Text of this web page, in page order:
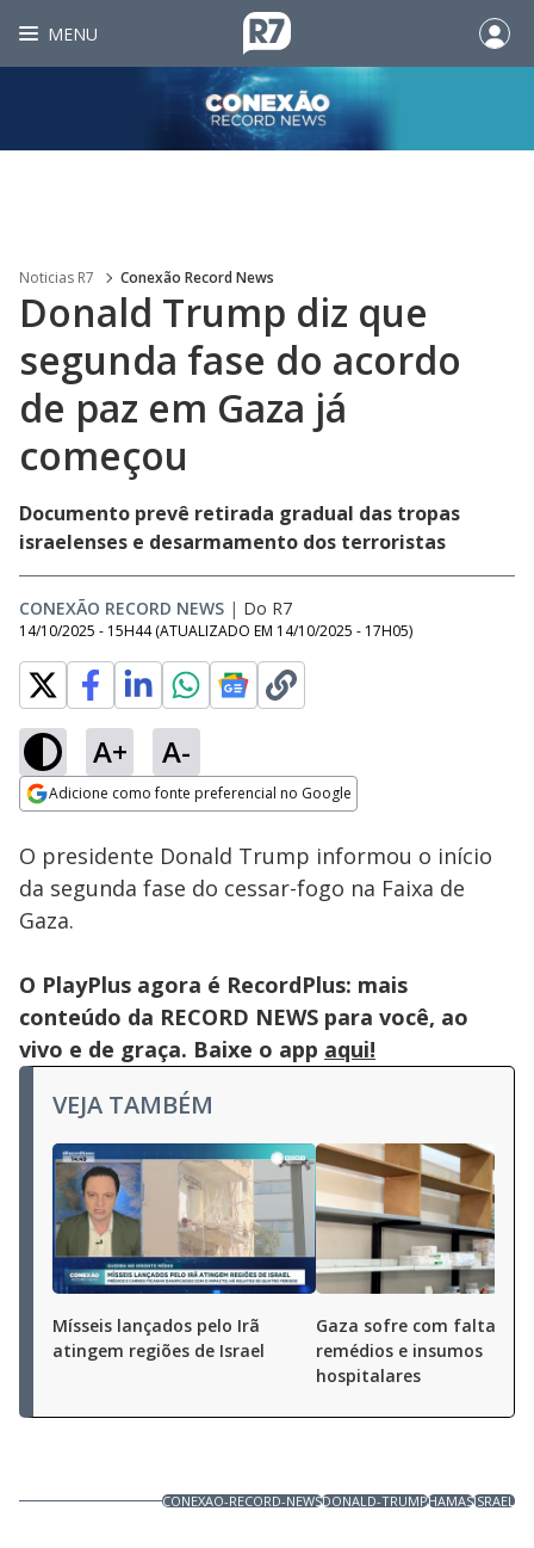
MENU
Noticias R7 Conexão Record News
Donald Trump diz que
segunda fase do acordo
de paz em Gaza já
começou
Documento prevê retirada gradual das tropas
israelenses e desarmamento dos terroristas
CONEXÃO RECORD NEWS | Do R7
14/10/2025 - 15H44 (ATUALIZADO EM 14/10/2025 - 17H05)
A+ A-
Adicione como fonte preferencial no Google
Ativar
Loaded
26.52%
O presidente Donald Trump informou o início
da segunda fase do cessar-fogo na Faixa de
Gaza.
O PlayPlus agora é RecordPlus: mais
conteúdo da RECORD NEWS para você, ao
vivo e de graça. Baixe o app aqui!
VEJA TAMBÉM
Mísseis lançados pelo Irã
atingem regiões de Israel
Gaza sofre com falta de
remédios e insumos
hospitalares
CONEXAO-RECORD-NEWSDONALD-TRUMPHAMASISRAEL